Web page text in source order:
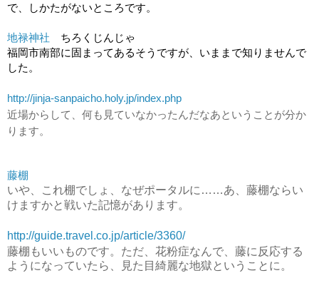
で、しかたがないところです。
地禄神社 ちろくじんじゃ
福岡市南部に固まってあるそうですが、いままで知りませんで
した。
http://jinja-sanpaicho.holy.jp/index.php
近場からして、何も見ていなかったんだなあということが分か
ります。
藤棚
いや、これ棚でしょ、なぜポータルに……あ、藤棚ならい
けますかと戦いた記憶があります。
http://guide.travel.co.jp/article/3360/
藤棚もいいものです。ただ、花粉症なんで、藤に反応する
ようになっていたら、見た目綺麗な地獄ということに。